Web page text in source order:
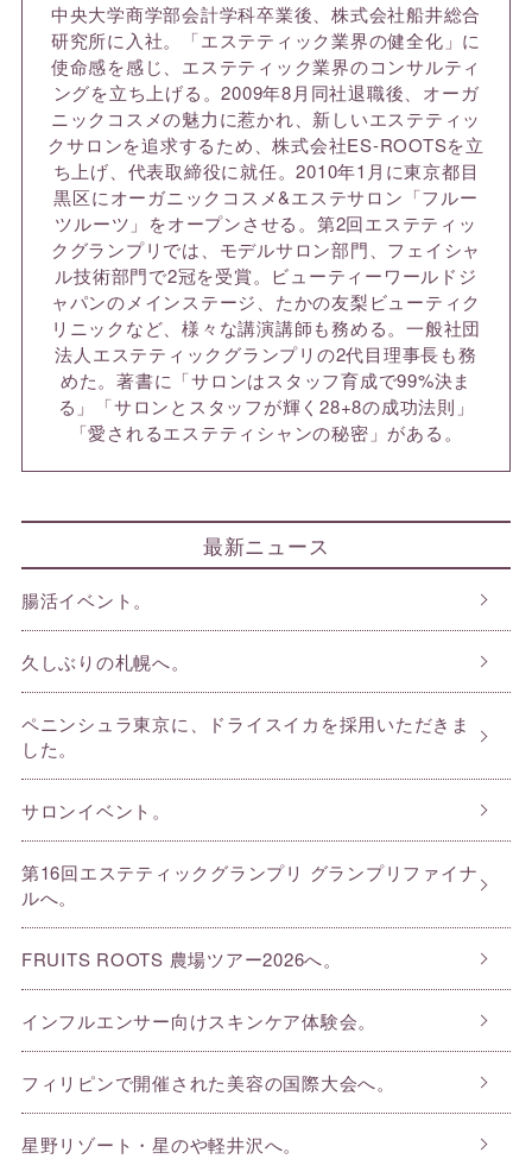
中央大学商学部会計学科卒業後、株式会社船井総合
研究所に入社。「エステティック業界の健全化」に
使命感を感じ、エステティック業界のコンサルティ
ングを立ち上げる。2009年8月同社退職後、オーガ
ニックコスメの魅力に惹かれ、新しいエステティッ
クサロンを追求するため、株式会社ES-ROOTSを立
ち上げ、代表取締役に就任。2010年1月に東京都目
黒区にオーガニックコスメ&エステサロン「フルー
ツルーツ」をオープンさせる。第2回エステティッ
クグランプリでは、モデルサロン部門、フェイシャ
ル技術部門で2冠を受賞。ビューティーワールドジ
ャパンのメインステージ、たかの友梨ビューティク
リニックなど、様々な講演講師も務める。一般社団
法人エステティックグランプリの2代目理事長も務
めた。著書に「サロンはスタッフ育成で99%決ま
る」「サロンとスタッフが輝く28+8の成功法則」
「愛されるエステティシャンの秘密」がある。
最新ニュース
腸活イベント。
久しぶりの札幌へ。
ペニンシュラ東京に、ドライスイカを採用いただきま
した。
サロンイベント。
第16回エステティックグランプリ グランプリファイナ
ルへ。
FRUITS ROOTS 農場ツアー2026へ。
インフルエンサー向けスキンケア体験会。
フィリピンで開催された美容の国際大会へ。
星野リゾート・星のや軽井沢へ。